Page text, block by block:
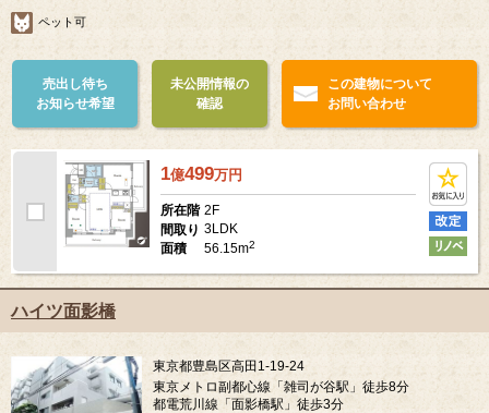
ペット可
売出し待ち
お知らせ希望
未公開情報の
確認
この建物について
お問い合わせ
1億499万円
所在階 2F
間取り 3LDK
面積
56.15m2
ハイツ面影橋
東京都豊島区高田1-19-24
東京メトロ副都心線「雑司が谷駅」徒歩8分
都電荒川線「面影橋駅」徒歩3分